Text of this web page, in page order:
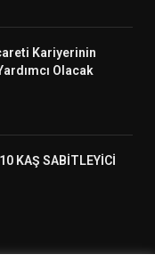
Kariyerinin
Olacak
KAŞ SABİTLEYİCİ